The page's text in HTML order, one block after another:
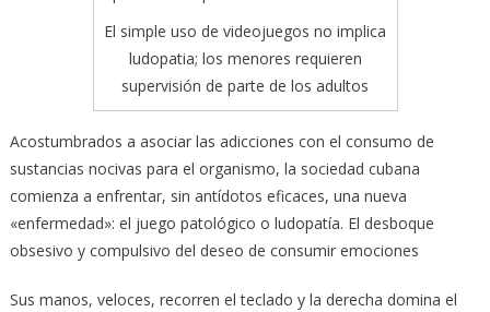
El simple uso de videojuegos no implica
ludopatia; los menores requieren
supervisión de parte de los adultos
Acostumbrados a asociar las adicciones con el consumo de
sustancias nocivas para el organismo, la sociedad cubana
comienza a enfrentar, sin antídotos eficaces, una nueva
«enfermedad»: el juego patológico o ludopatía. El desboque
obsesivo y compulsivo del deseo de consumir emociones
Sus manos, veloces, recorren el teclado y la derecha domina el